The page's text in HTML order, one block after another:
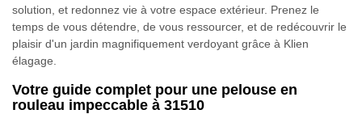
solution, et redonnez vie à votre espace extérieur. Prenez le
temps de vous détendre, de vous ressourcer, et de redécouvrir le
plaisir d'un jardin magnifiquement verdoyant grâce à Klien
élagage.
Votre guide complet pour une pelouse en
rouleau impeccable à 31510